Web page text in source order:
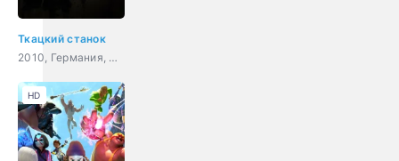
Ткацкий станок
2010, Германия, мультфильм, короткометражка
HD